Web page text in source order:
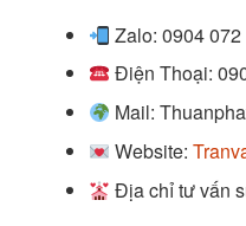
Zalo: 0904
Điện Thoại:
Mail:
Website:
Địa chỉ tư vấn